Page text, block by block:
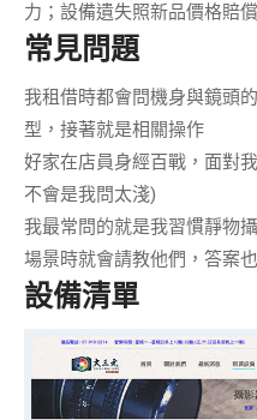
力；設備遺失照新品價格賠償
常見問題
我租借時都會問機身與鏡頭
型，接著就是相關操作
好家在店員身經百戰，面對
不會是我問太淺)
我最常問的就是我習慣靜物
場景時就會請教他們，答案
設備清單